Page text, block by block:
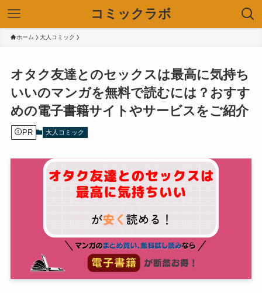
コミックラボ
ホーム 大人コミック
オタク友達とのセックスは最高に気持ち
いいのマンガを無料で読むには？おすす
めの電子書籍サイトやサービスをご紹介
PR 大人コミック